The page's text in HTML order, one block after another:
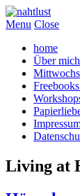
Menu Close
home
Über mich
Living at